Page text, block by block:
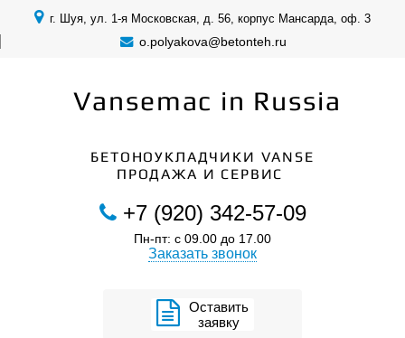
г. Шуя, ул. 1-я Московская, д. 56, корпус Мансарда, оф. 3
o.polyakova@betonteh.ru
Vansemac in Russia
БЕТОНОУКЛАДЧИКИ VANSE
ПРОДАЖА И СЕРВИС
+7 (920) 342-57-09
Пн-пт: с 09.00 до 17.00
Заказать звонок
Оставить
заявку